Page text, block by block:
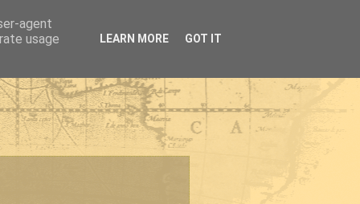
agent
usage
LEARN MORE GOT IT